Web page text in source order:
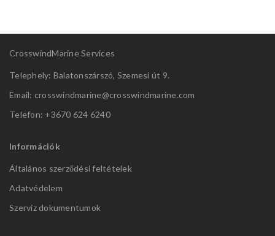
CrosswindMarine Services
Telephely: Balatonszárszó, Szemesi út 9.
Email: crosswindmarine@crosswindmarine.com
Telefon: +3670 624 6240
Információk
Általános szerződési feltételek
Adatvédelem
Szerviz dokumentumok